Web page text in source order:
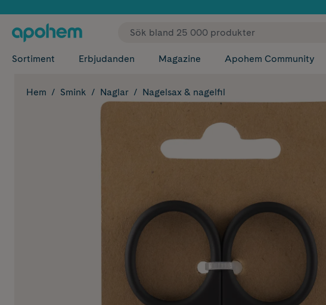
✓ Fri frakt
Sortiment Erbjudanden Magazine Apohem Community
Hem Smink Naglar Nagelsax & nagelfil